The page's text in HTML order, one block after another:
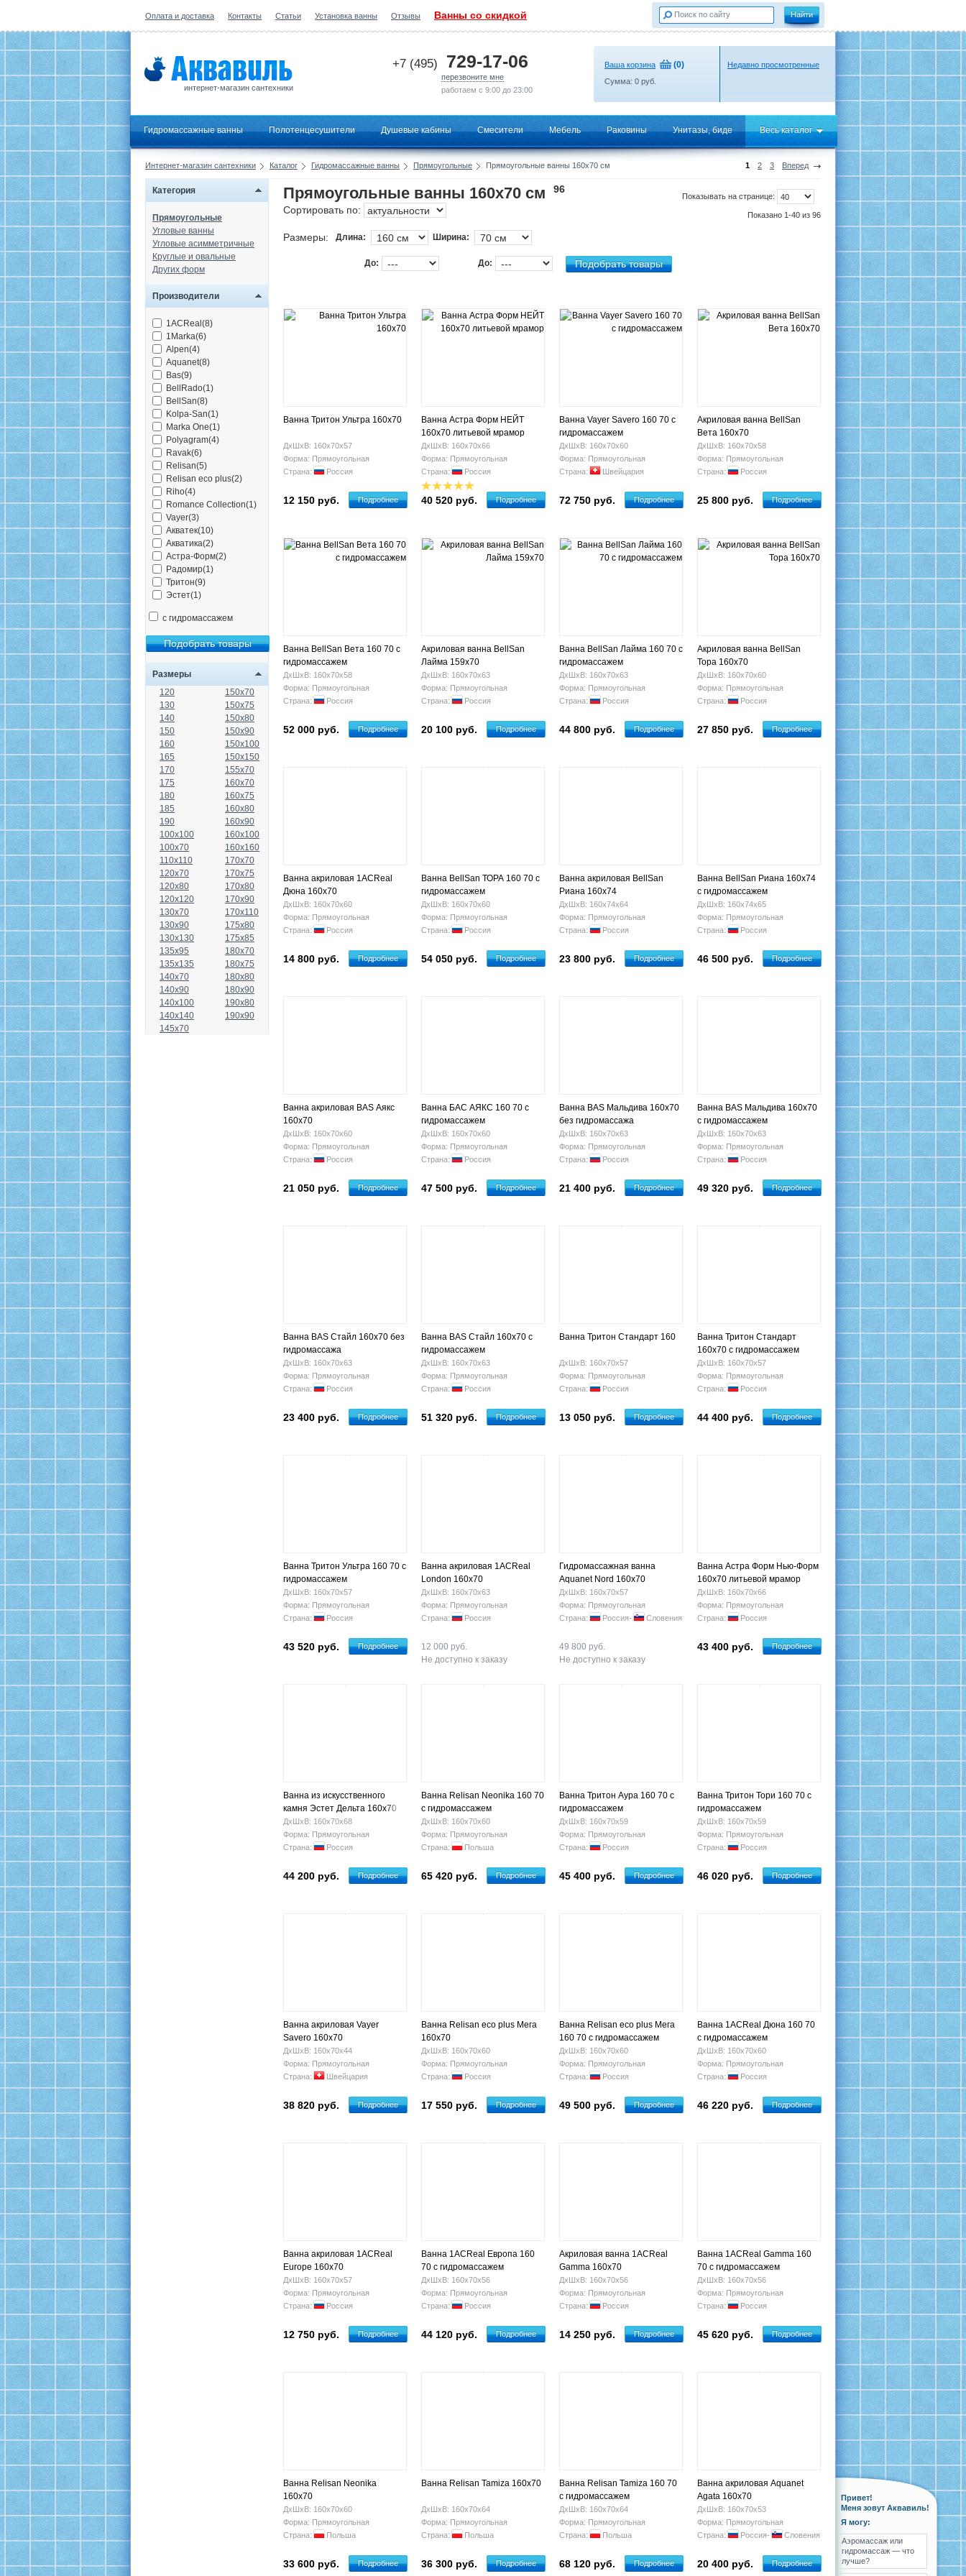
Оплата и доставка Контакты Статьи Установка ванны Отзывы Ванны со скидкой
интернет-магазин сантехники
+7 (495) 729-17-06
перезвоните мне
работаем с 9:00 до 23:00
Ваша корзина (0)
Сумма: 0 руб.
Недавно просмотренные
Гидромассажные ванны Полотенцесушители Душевые кабины Смесители Мебель Раковины Унитазы, биде Весь каталог
1 2 3 Вперед
Интернет-магазин сантехники Каталог Гидромассажные ванны Прямоугольные Прямоугольные ванны 160х70 см
Категория
Прямоугольные
Угловые ванны
Угловые асимметричные
Круглые и овальные
Других форм
Производители
1ACReal(8)
1Marka(6)
Alpen(4)
Aquanet(8)
Bas(9)
BellRado(1)
BellSan(8)
Kolpa-San(1)
Marka One(1)
Polyagram(4)
Ravak(6)
Relisan(5)
Relisan eco plus(2)
Riho(4)
Romance Collection(1)
Vayer(3)
Акватек(10)
Акватика(2)
Астра-Форм(2)
Радомир(1)
Тритон(9)
Эстет(1)
с гидромассажем
Размеры
120
130
140
150
160
165
170
175
180
185
190
100x100
100x70
110x110
120x70
120x80
120x120
130x70
130x90
130x130
135x95
135x135
140x70
140x90
140x100
140x140
145x70
150x70
150x75
150x80
150x90
150x100
150x150
155x70
160x70
160x75
160x80
160x90
160x100
160x160
170x70
170x75
170x80
170x90
170x110
175x80
175x85
180x70
180x75
180x80
180x90
190x80
190x90
Показывать на странице:
Показано 1-40 из 96
Прямоугольные ванны 160х70 см
96
Сортировать по:
Размеры: Длина: Ширина:
До: До:
Ванна Тритон Ультра 160x70
ДхШхВ: 160х70х57
Форма: Прямоугольная
Страна:
Россия
12 150 руб. Подробнее
Ванна Астра Форм НЕЙТ
160х70 литьевой мрамор
ДхШхВ: 160х70х66
Форма: Прямоугольная
Страна:
Россия
40 520 руб. Подробнее
Ванна Vayer Savero 160 70 с
гидромассажем
ДхШхВ: 160х70х60
Форма: Прямоугольная
Страна:
Швейцария
72 750 руб. Подробнее
Акриловая ванна BellSan
Вета 160х70
ДхШхВ: 160х70х58
Форма: Прямоугольная
Страна:
Россия
25 800 руб. Подробнее
Ванна BellSan Вета 160 70 с
гидромассажем
ДхШхВ: 160х70х58
Форма: Прямоугольная
Страна:
Россия
52 000 руб. Подробнее
Акриловая ванна BellSan
Лайма 159х70
ДхШхВ: 160х70х63
Форма: Прямоугольная
Страна:
Россия
20 100 руб. Подробнее
Ванна BellSan Лайма 160 70 с
гидромассажем
ДхШхВ: 160х70х63
Форма: Прямоугольная
Страна:
Россия
44 800 руб. Подробнее
Акриловая ванна BellSan
Тора 160х70
ДхШхВ: 160х70х60
Форма: Прямоугольная
Страна:
Россия
27 850 руб. Подробнее
Ванна акриловая 1ACReal
Дюна 160x70
ДхШхВ: 160х70х60
Форма: Прямоугольная
Страна:
Россия
14 800 руб. Подробнее
Ванна BellSan ТОРА 160 70 с
гидромассажем
ДхШхВ: 160х70х60
Форма: Прямоугольная
Страна:
Россия
54 050 руб. Подробнее
Ванна акриловая BellSan
Риана 160х74
ДхШхВ: 160х74х64
Форма: Прямоугольная
Страна:
Россия
23 800 руб. Подробнее
Ванна BellSan Риана 160х74
с гидромассажем
ДхШхВ: 160х74х65
Форма: Прямоугольная
Страна:
Россия
46 500 руб. Подробнее
Ванна акриловая BAS Аякс
160х70
ДхШхВ: 160х70х60
Форма: Прямоугольная
Страна:
Россия
21 050 руб. Подробнее
Ванна БАС АЯКС 160 70 с
гидромассажем
ДхШхВ: 160х70х60
Форма: Прямоугольная
Страна:
Россия
47 500 руб. Подробнее
Ванна BAS Мальдива 160х70
без гидромассажа
ДхШхВ: 160х70х63
Форма: Прямоугольная
Страна:
Россия
21 400 руб. Подробнее
Ванна BAS Мальдива 160х70
с гидромассажем
ДхШхВ: 160х70х63
Форма: Прямоугольная
Страна:
Россия
49 320 руб. Подробнее
Ванна BAS Стайл 160х70 без
гидромассажа
ДхШхВ: 160х70х63
Форма: Прямоугольная
Страна:
Россия
23 400 руб. Подробнее
Ванна BAS Стайл 160х70 с
гидромассажем
ДхШхВ: 160х70х63
Форма: Прямоугольная
Страна:
Россия
51 320 руб. Подробнее
Ванна Тритон Стандарт 160
ДхШхВ: 160х70х57
Форма: Прямоугольная
Страна:
Россия
13 050 руб. Подробнее
Ванна Тритон Стандарт
160х70 с гидромассажем
ДхШхВ: 160х70х57
Форма: Прямоугольная
Страна:
Россия
44 400 руб. Подробнее
Ванна Тритон Ультра 160 70 с
гидромассажем
ДхШхВ: 160х70х57
Форма: Прямоугольная
Страна:
Россия
43 520 руб. Подробнее
Ванна акриловая 1ACReal
London 160х70
ДхШхВ: 160х70х63
Форма: Прямоугольная
Страна:
Россия
12 000 руб.
Не доступно к заказу
Гидромассажная ванна
Aquanet Nord 160x70
ДхШхВ: 160х70х57
Форма: Прямоугольная
Страна:
Россия- Словения
49 800 руб.
Не доступно к заказу
Ванна Астра Форм Нью-Форм
160х70 литьевой мрамор
ДхШхВ: 160х70х66
Форма: Прямоугольная
Страна:
Россия
43 400 руб. Подробнее
Ванна из искусственного
камня Эстет Дельта 160x70
ФР-00001221
ДхШхВ: 160х70х68
Форма: Прямоугольная
Страна:
Россия
44 200 руб. Подробнее
Ванна Relisan Neonika 160 70
с гидромассажем
ДхШхВ: 160х70х60
Форма: Прямоугольная
Страна:
Польша
65 420 руб. Подробнее
Ванна Тритон Аура 160 70 с
гидромассажем
ДхШхВ: 160х70х59
Форма: Прямоугольная
Страна:
Россия
45 400 руб. Подробнее
Ванна Тритон Тори 160 70 с
гидромассажем
ДхШхВ: 160х70х59
Форма: Прямоугольная
Страна:
Россия
46 020 руб. Подробнее
Ванна акриловая Vayer
Savero 160x70
ДхШхВ: 160х70х44
Форма: Прямоугольная
Страна:
Швейцария
38 820 руб. Подробнее
Ванна Relisan eco plus Мега
160х70
ДхШхВ: 160х70х60
Форма: Прямоугольная
Страна:
Россия
17 550 руб. Подробнее
Ванна Relisan eco plus Мега
160 70 с гидромассажем
ДхШхВ: 160х70х60
Форма: Прямоугольная
Страна:
Россия
49 500 руб. Подробнее
Ванна 1ACReal Дюна 160 70
с гидромассажем
ДхШхВ: 160х70х60
Форма: Прямоугольная
Страна:
Россия
46 220 руб. Подробнее
Ванна акриловая 1ACReal
Europe 160х70
ДхШхВ: 160х70х57
Форма: Прямоугольная
Страна:
Россия
12 750 руб. Подробнее
Ванна 1ACReal Европа 160
70 с гидромассажем
ДхШхВ: 160х70х56
Форма: Прямоугольная
Страна:
Россия
44 120 руб. Подробнее
Акриловая ванна 1ACReal
Gamma 160х70
ДхШхВ: 160х70х56
Форма: Прямоугольная
Страна:
Россия
14 250 руб. Подробнее
Ванна 1ACReal Gamma 160
70 с гидромассажем
ДхШхВ: 160х70х56
Форма: Прямоугольная
Страна:
Россия
45 620 руб. Подробнее
Ванна Relisan Neonika
160x70
ДхШхВ: 160х70х60
Форма: Прямоугольная
Страна:
Польша
33 600 руб. Подробнее
Ванна Relisan Tamiza 160х70
ДхШхВ: 160х70х64
Форма: Прямоугольная
Страна:
Польша
36 300 руб. Подробнее
Ванна Relisan Tamiza 160 70
с гидромассажем
ДхШхВ: 160х70х64
Форма: Прямоугольная
Страна:
Польша
68 120 руб. Подробнее
Ванна акриловая Aquanet
Agata 160x70
ДхШхВ: 160х70х53
Форма: Прямоугольная
Страна:
Россия- Словения
20 400 руб. Подробнее
Привет!
Меня зовут Аквавиль!
Я могу:
Аэромассаж или
гидромассаж — что
лучше?